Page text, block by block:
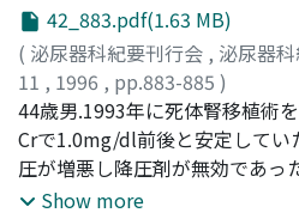
42_883.pdf(1.63 MB)
( 泌尿器科紀要刊行会 , 泌尿器
11 , 1996 , pp.883-885 )
永野, 哲郎;紺屋, 英児;今西, 正昭
NAGANO, Tetsuo;KONYA, Eiji;
AKIYAMA, Takahiro;KURITA,
44歳男.1993年に死体腎移植術
Crで1.0mg/dl前後と安定してい
圧が増悪し降圧剤が無効であっ
部不整な部分を有する嚢胞性病
Show more